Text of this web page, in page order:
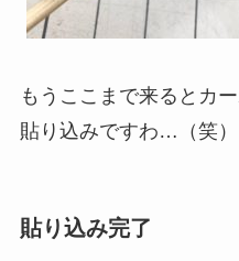
もうここまで来るとカ
貼り込みですわ…（笑）
貼り込み完了